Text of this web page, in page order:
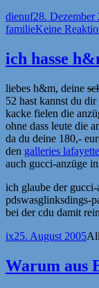
Autor
dienufVeröffentlicht
am
28. Dezember
familieKeine
ich hasse
liebes h&m, deine
52 hast kannst du
kacke fielen die
ohne dass leute die
da du deine 180,-
den galleries lafayette
auch gucci-anzüge
ich glaube der
pdswasglinksdings-
bei der cdu damit
Autor
ixVeröffentlicht
25. August 2005
Warum aus